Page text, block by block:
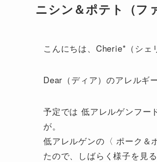
ニシン＆ポテト（フ
こんにちは、Cherie*（シェ
Dear（ディア）のアレルギ
予定では 低アレルゲンフー
が。
低アレルゲンの〈 ポーク＆
たので、しばらく様子を見